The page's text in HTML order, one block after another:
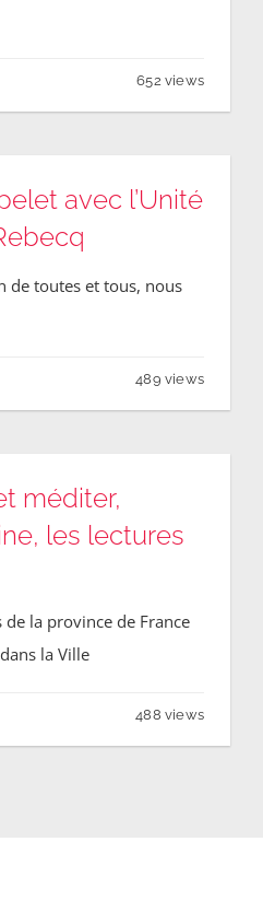
652 views
avec l’Unité
de toutes et tous, nous
489 views
méditer,
les lectures
la province de France
la Ville
488 views